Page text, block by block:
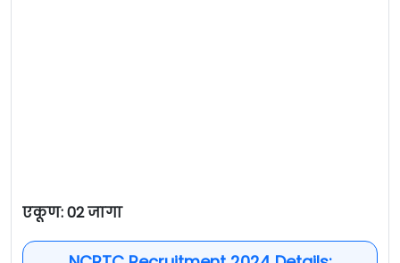
एकूण: 02 जागा